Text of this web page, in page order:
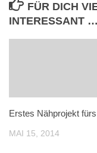
FÜR DICH
INTERESSANT …
Erstes Nähprojekt
MAI 15, 2014